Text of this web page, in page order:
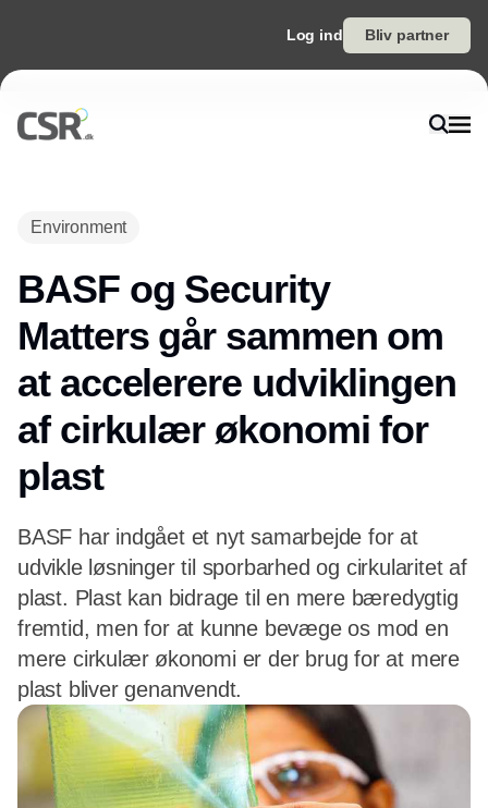
Log ind Bliv partner
Environment
BASF og Security
Matters går sammen om
at accelerere udviklingen
af cirkulær økonomi for
plast
BASF har indgået et nyt samarbejde for at
udvikle løsninger til sporbarhed og cirkularitet af
plast. Plast kan bidrage til en mere bæredygtig
fremtid, men for at kunne bevæge os mod en
mere cirkulær økonomi er der brug for at mere
plast bliver genanvendt.